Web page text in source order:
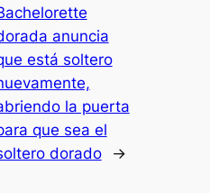
anuncia
está soltero
la puerta
que sea el
dorado
→